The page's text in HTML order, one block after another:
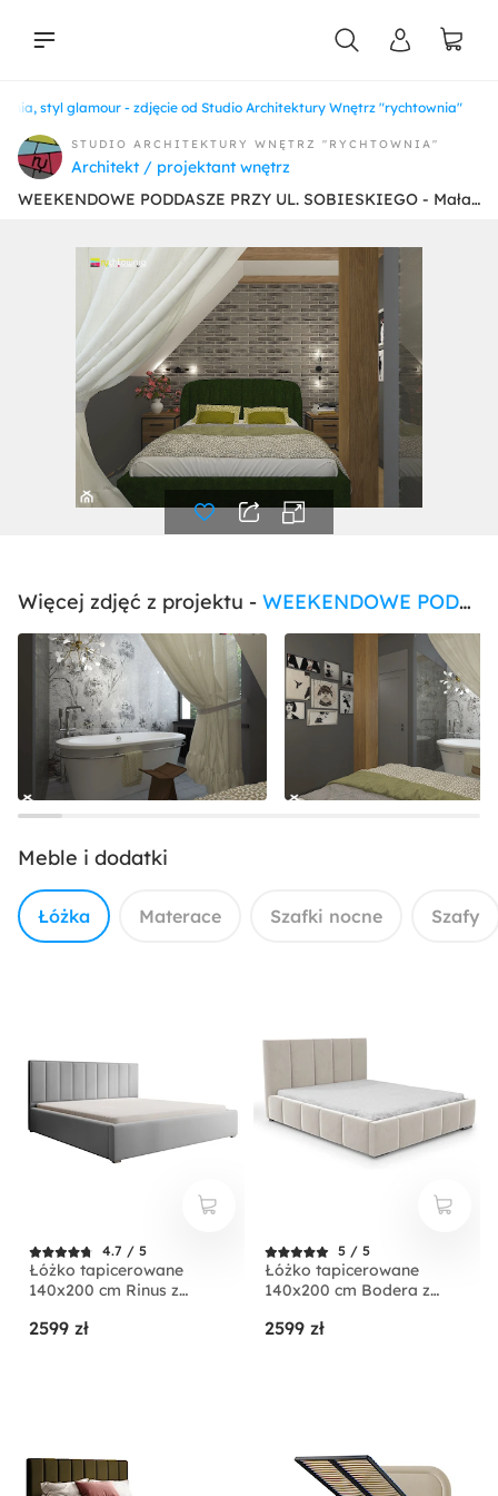
styl glamour - zdjęcie od Studio Architektury Wnętrz "rychtownia"
STUDIO ARCHITEKTURY WNĘTRZ "RYCHTOWNIA"
Architekt / projektant wnętrz
WEEKENDOWE PODDASZE PRZY UL. SOBIESKIEGO - Mała szara sypialnia, styl glamour - zdjęcie od Studio Architektury Wnętrz "rychtownia"
Więcej zdjęć z projektu - WEEKENDOWE PODDASZE PRZY UL. SOBIESKIEGO
Meble i dodatki
Łóżka Materace Szafki nocne Szafy
4.7 / 5
Łóżko tapicerowane
140x200 cm Rinus z
tkaninie hydrofobowej
2599 zł
5 / 5
Łóżko tapicerowane
140x200 cm Bodera z
tkaninie hydrofobowej
2599 zł